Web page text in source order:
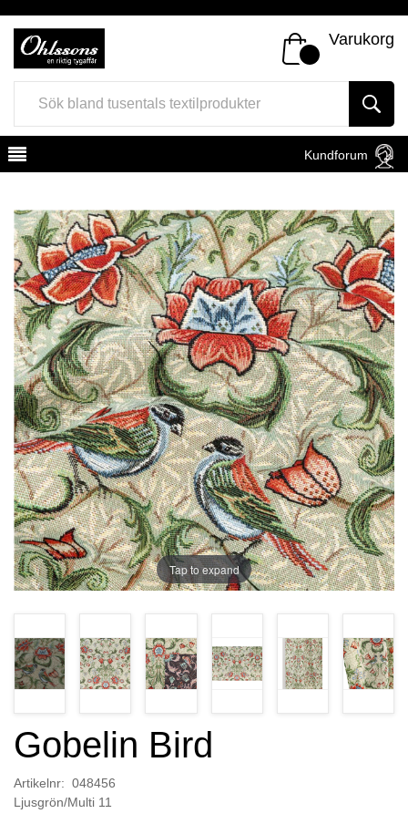
Varukorg
Kundforum
Register Sign In
Tap to expand
Gobelin Bird
Artikelnr: 048456
Ljusgrön/Multi 11